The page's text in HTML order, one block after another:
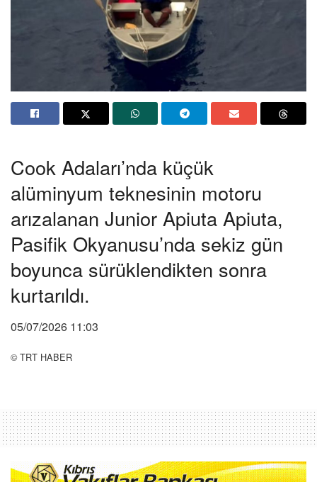
Cook Adaları’nda küçük
alüminyum teknesinin motoru
arızalanan Junior Apiuta Apiuta,
Pasifik Okyanusu’nda sekiz gün
boyunca sürüklendikten sonra
kurtarıldı.
05/07/2026 11:03
© TRT HABER